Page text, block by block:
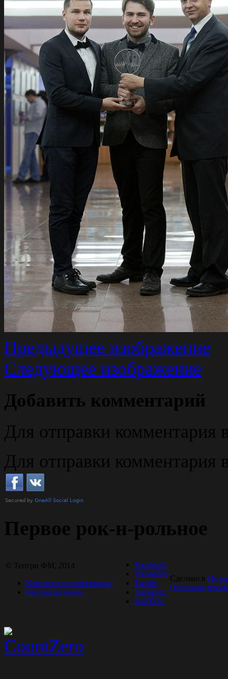
Предыдущее изображение
Следующее изображение
Добавить комментарий
Для отправки
Для отправки комментария
Первое рок-н-рольное
© Тенгри ФМ, 2014
Контактная информация
Рекламодателям
Facebook
Vkontakte
Twitter
Instagram
YouTube
Сделано в
Описание